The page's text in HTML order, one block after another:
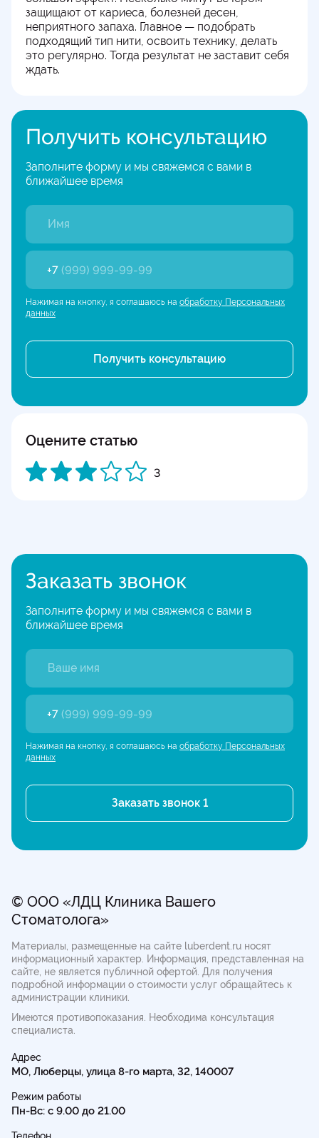
защищают от кариеса, болезней десен,
неприятного запаха. Главное — подобрать
подходящий тип нити, освоить технику, делать
это регулярно. Тогда результат не заставит себя
ждать.
Получить консультацию
Заполните форму и мы свяжемся с вами в
ближайшее время
+7 (999) 999-99-99
Нажимая на кнопку, я соглашаюсь на обработку Персональных
данных
Оцените статью
3
Заказать звонок
Заполните форму и мы свяжемся с вами в
ближайшее время
+7 (999) 999-99-99
Нажимая на кнопку, я соглашаюсь на обработку Персональных
данных
© ООО «ЛДЦ Клиника Вашего
Стоматолога»
Материалы, размещенные на сайте luberdent.ru носят
информационный характер. Информация, представленная на
сайте, не является публичной офертой. Для получения
подробной информации о стоимости услуг обращайтесь к
администрации клиники.
Имеются противопоказания. Необходима консультация
специалиста.
Адрес
МО, Люберцы, улица 8-го марта, 32, 140007
Режим работы
Пн-Вс: с 9.00 до 21.00